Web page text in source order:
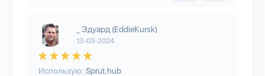
_ Эдуард (EddieKursk)
13-03-2024
Использую: Sprut.hub